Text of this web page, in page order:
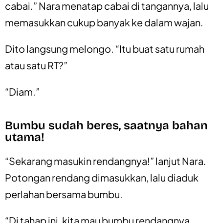
cabai.” Nara menatap cabai di tangannya, lalu
memasukkan cukup banyak ke dalam wajan.
Dito langsung melongo. “Itu buat satu rumah
atau satu RT?”
“Diam.”
Bumbu sudah beres, saatnya bahan
utama!
“Sekarang masukin rendangnya!” lanjut Nara.
Potongan rendang dimasukkan, lalu diaduk
perlahan bersama bumbu.
“Di tahap ini, kita mau bumbu rendangnya